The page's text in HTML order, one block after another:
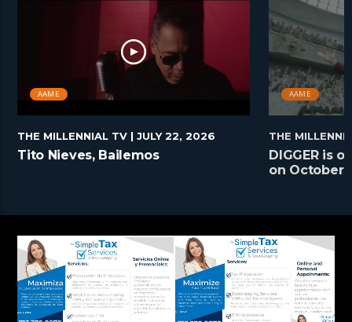
AAME
THE MILLENNIAL TV | JULY 22, 2026
Tito Nieves, Bailemos
AAME
THE
DIGGER is
on October